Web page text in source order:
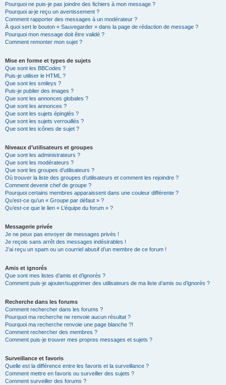
Pourquoi ne puis-je pas joindre des fichiers à mon message ?
Pourquoi ai-je reçu un avertissement ?
Comment rapporter des messages à un modérateur ?
À quoi sert le bouton « Sauvegarder » dans la page de rédaction de message ?
Pourquoi mon message doit être validé ?
Comment remonter mon sujet ?
Mise en forme et types de sujets
Que sont les BBCodes ?
Puis-je utiliser le HTML ?
Que sont les smileys ?
Puis-je publier des images ?
Que sont les annonces globales ?
Que sont les annonces ?
Que sont les sujets épinglés ?
Que sont les sujets verrouillés ?
Que sont les icônes de sujet ?
Niveaux d’utilisateurs et groupes
Que sont les administrateurs ?
Que sont les modérateurs ?
Que sont les groupes d’utilisateurs ?
Où trouver la liste des groupes d’utilisateurs et comment les rejoindre ?
Comment devenir chef de groupe ?
Pourquoi certains membres apparaissent dans une couleur différente ?
Qu’est-ce qu’un « Groupe par défaut » ?
Qu’est-ce que le lien « L’équipe du forum » ?
Messagerie privée
Je ne peux pas envoyer de messages privés !
Je reçois sans arrêt des messages indésirables !
J’ai reçu un spam ou un courriel abusif d’un membre de ce forum !
Amis et ignorés
Que sont mes listes d’amis et d’ignorés ?
Comment puis-je ajouter/supprimer des utilisateurs de ma liste d’amis ou d’ignorés ?
Recherche dans les forums
Comment rechercher dans les forums ?
Pourquoi ma recherche ne renvoie aucun résultat ?
Pourquoi ma recherche renvoie une page blanche ?!
Comment rechercher des membres ?
Comment puis-je trouver mes propres messages et sujets ?
Surveillance et favoris
Quelle est la différence entre les favoris et la surveillance ?
Comment mettre en favoris ou surveiller des sujets ?
Comment surveiller des forums ?